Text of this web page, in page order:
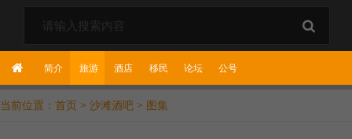
简介 旅游 酒店 移民 论坛 公号
当前位置： 首页 > 沙滩酒吧 > 图集